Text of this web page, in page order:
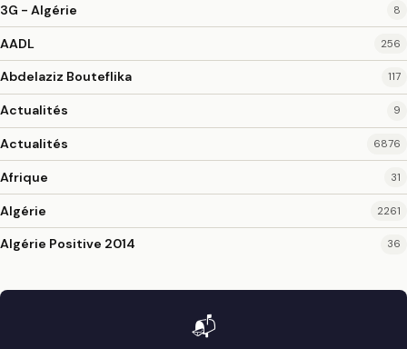
3G - Algérie 8
AADL 256
Abdelaziz Bouteflika 117
Actualités 9
Actualités 6876
Afrique 31
Algérie 2261
Algérie Positive 2014 36
📬